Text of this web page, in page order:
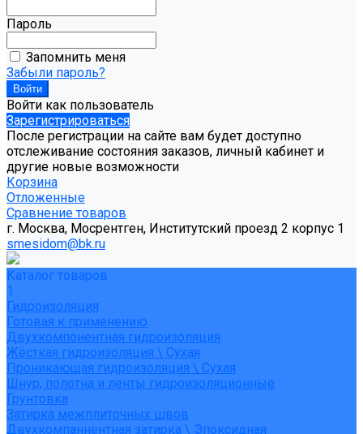
Пароль
Запомнить меня
Забыли пароль?
Войти как пользователь
Зарегистрироваться
После регистрации на сайте вам будет доступно
отслеживание состояния заказов, личный кабинет и
другие новые возможности
Корзина
Отложенные
Сравнение товаров
г. Москва, Мосрентген, Институтский проезд 2 корпус 1
smesidom@bk.ru
Каталог товаров
1
Гидроизоляция
Готовая к применению
Двухкомпонентная гидроизоляция
Жёсткая гидроизоляция \ Сухая
Проникающая гидроизоляция \ Сухая
Шнур, полотна и ленты гидроизоляционные
Грунтовка
Затирка межплиточных швов
Двухкомпаннентная затирка \ Эпоксидная